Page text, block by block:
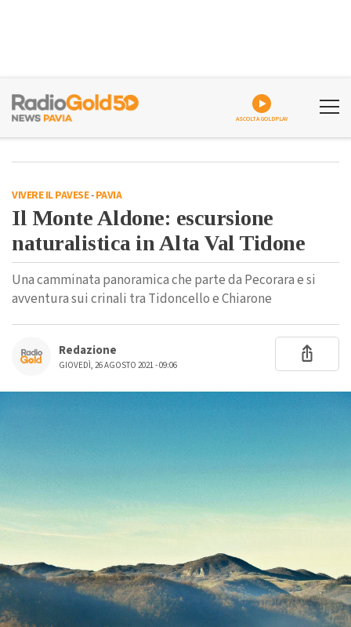
ASCOLTA GOLDPLAY
VIVERE IL PAVESE-PAVIA
Il Monte Aldone: escursione
naturalistica in Alta Val Tidone
Una camminata panoramica che parte da Pecorara e si
avventura sui crinali tra Tidoncello e Chiarone
Redazione
GIOVEDÌ, 26 AGOSTO 2021 - 09:06